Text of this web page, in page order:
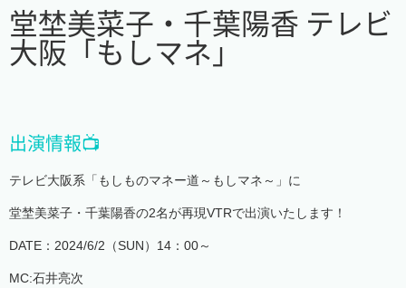
堂埜美菜子・千葉陽香 テレビ
大阪「もしマネ」
出演情報📺
テレビ大阪系「もしものマネー道～もしマネ～」に
堂埜美菜子・千葉陽香の2名が再現VTRで出演いたします！
DATE：2024/6/2（SUN）14：00～
MC:石井亮次